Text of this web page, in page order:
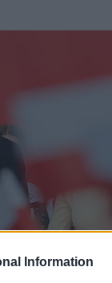
Information